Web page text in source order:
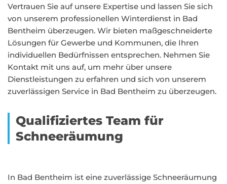
Vertrauen Sie auf unsere Expertise und lassen Sie sich
von unserem professionellen Winterdienst in Bad
Bentheim überzeugen. Wir bieten maßgeschneiderte
Lösungen für Gewerbe und Kommunen, die Ihren
individuellen Bedürfnissen entsprechen. Nehmen Sie
Kontakt mit uns auf, um mehr über unsere
Dienstleistungen zu erfahren und sich von unserem
zuverlässigen Service in Bad Bentheim zu überzeugen.
Qualifiziertes Team für
Schneeräumung
In Bad Bentheim ist eine zuverlässige Schneeräumung